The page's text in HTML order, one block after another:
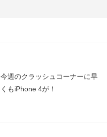
今週のクラッシュコーナーに早
くもiPhone 4が！